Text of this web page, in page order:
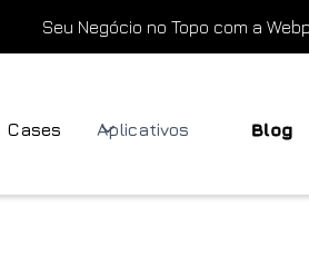
Seu Negócio no Topo com a
Cases Aplicativos Blog